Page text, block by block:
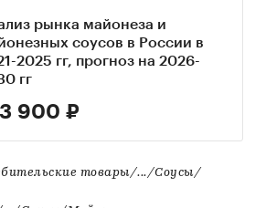
рынка майонеза и
соусов в России в
2025 гг, прогноз на 2026-
гг
900 ₽
товары/.../Соусы/